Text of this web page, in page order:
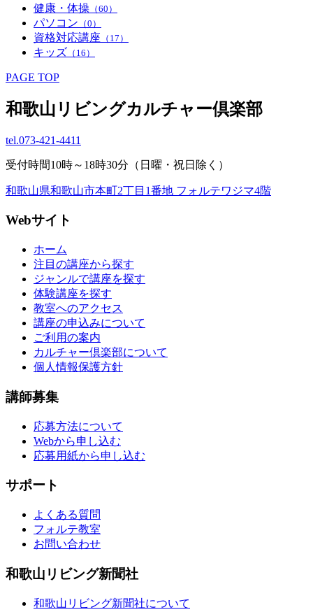
健康・体操 （60）
パソコン （0）
資格対応講座 （17）
キッズ （16）
PAGE TOP
和歌山リビングカルチャー倶楽部
tel.073-421-4411
受付時間10時～18時30分（日曜・祝日除く）
和歌山県和歌山市本町2丁目1番地 フォルテワジマ4階
Webサイト
ホーム
注目の講座から探す
ジャンルで講座を探す
体験講座を探す
教室へのアクセス
講座の申込みについて
ご利用の案内
カルチャー倶楽部について
個人情報保護方針
講師募集
応募方法について
Webから申し込む
応募用紙から申し込む
サポート
よくある質問
フォルテ教室
お問い合わせ
和歌山リビング新聞社
和歌山リビング新聞社について